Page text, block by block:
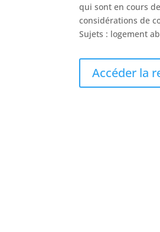
qui sont en cours
considérations de
Sujets : logement
Accéder la